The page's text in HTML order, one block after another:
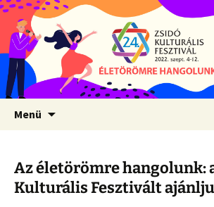
Menü
a
tartalomhoz
Az életörömre hangolunk:
Kulturális Fesztivált